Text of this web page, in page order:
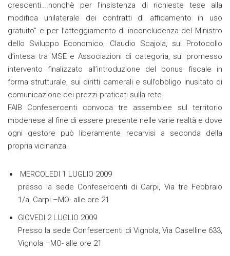
crescenti….nonchè per l’insistenza di richieste tese alla
modifica unilaterale dei contratti di affidamento in uso
gratuito” e per l’atteggiamento di inconcludenza del Ministro
dello Sviluppo Economico, Claudio Scajola, sul Protocollo
d’intesa tra MSE e Associazioni di categoria, sul promesso
intervento finalizzato all’introduzione del bonus fiscale in
forma strutturale, sui diritti camerali e sull’obbligo inusitato di
comunicazione dei prezzi praticati sulla rete.
FAIB Confesercenti convoca tre assemblee sul territorio
modenese al fine di essere presente nelle varie realtà e dove
ogni gestore può liberamente recarvisi a seconda della
propria vicinanza.
MERCOLEDI 1 LUGLIO 2009
presso la sede Confesercenti di Carpi, Via tre Febbraio
1/a, Carpi –MO- alle ore 21
GIOVEDI 2 LUGLIO 2009
Presso la sede Confesercenti di Vignola, Via Caselline 633,
Vignola –MO- alle ore 21